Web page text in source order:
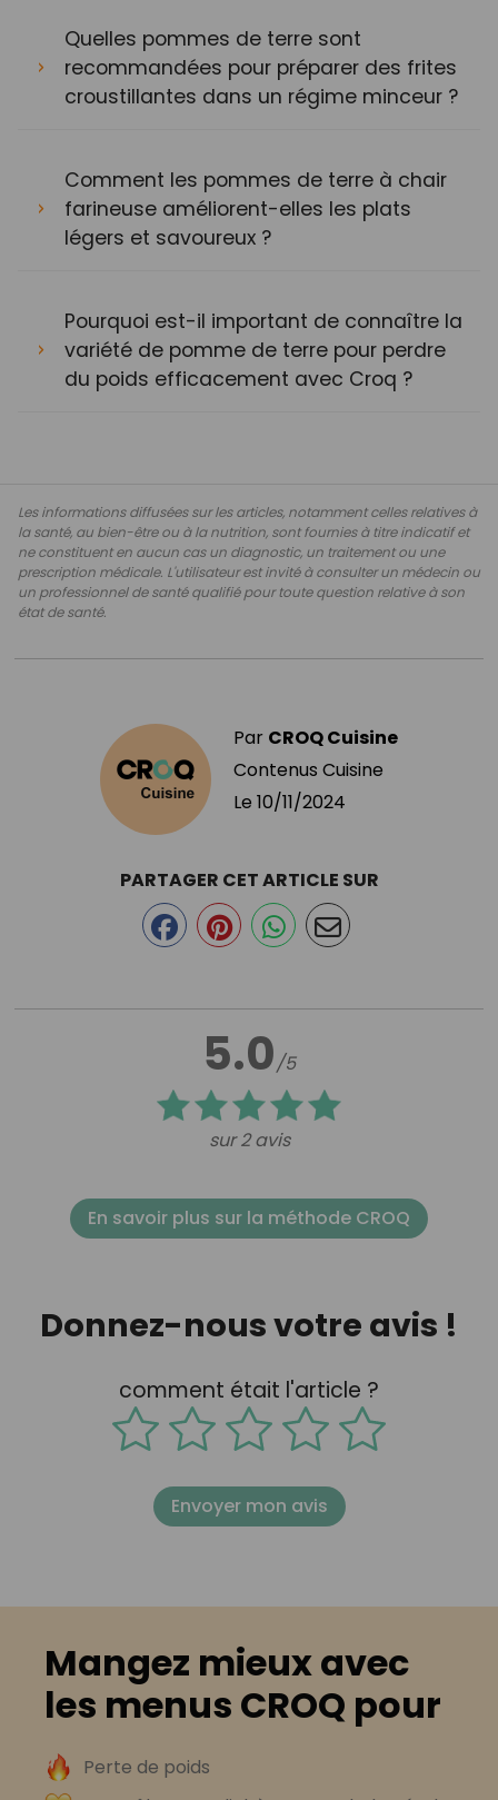
Quelles pommes de terre sont
recommandées pour préparer des frites
croustillantes dans un régime minceur ?
Comment les pommes de terre à chair
farineuse améliorent-elles les plats
légers et savoureux ?
Pourquoi est-il important de connaître la
variété de pomme de terre pour perdre
du poids efficacement avec Croq ?
Les informations diffusées sur les articles, notamment celles relatives à
la santé, au bien-être ou à la nutrition, sont fournies à titre indicatif et
ne constituent en aucun cas un diagnostic, un traitement ou une
prescription médicale. L'utilisateur est invité à consulter un médecin ou
un professionnel de santé qualifié pour toute question relative à son
état de santé.
Par CROQ Cuisine
Contenus Cuisine
Le 10/11/2024
5.0/5
sur 2 avis
PARTAGER CET ARTICLE SUR
En savoir plus sur la méthode CROQ
Donnez-nous votre avis !
comment était l'article ?
Envoyer mon avis
Mangez mieux avec
les menus CROQ pour
Perte de poids